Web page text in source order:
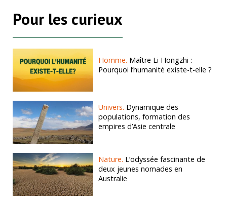
Pour les curieux
Homme. Maître Li Hongzhi :
Pourquoi l’humanité existe-t-elle ?
Univers. Dynamique des
populations, formation des
empires d’Asie centrale
Nature. L’odyssée fascinante de
deux jeunes nomades en
Australie